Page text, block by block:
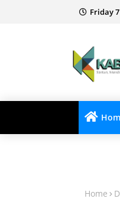
Friday
Home